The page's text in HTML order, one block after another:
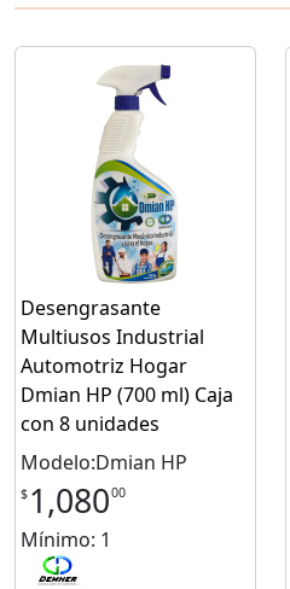
Desengrasante
Multiusos Industrial
Automotriz Hogar
Dmian HP (700 ml) Caja
con 8 unidades
Modelo:Dmian HP
$ 1,08000
Mínimo: 1